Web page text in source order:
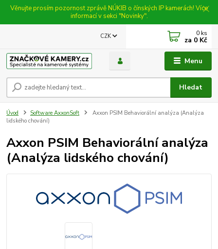
Věnujte prosím pozornost zprávě NÚKIB o čínských IP kamerách! Více
informací v sekci "Novinky".
Menu
CZK
Hledat
0 ks
za 0 Kč
Úvod Software AxxonSoft
Axxon PSIM Behaviorální analýza (Analýza
lidského chování)
Axxon PSIM Behaviorální analýza
(Analýza lidského chování)